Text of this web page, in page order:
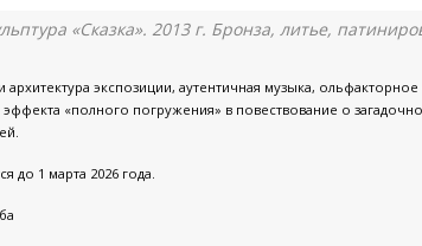
«Сказка». 2013 г. Бронза, литье,
экспозиции, аутентичная музыка,
эффекта «полного погружения» в повествование о
до 1 марта 2026 года.